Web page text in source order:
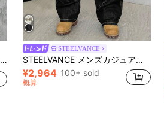
STEELVANCE
STEELVANCE メンズカジュアルファッション ストリート コントラストステッチ ルーズワイドレッグジーンズ、ベルト別売り、グランジ
¥2,964 100+ sold
概算